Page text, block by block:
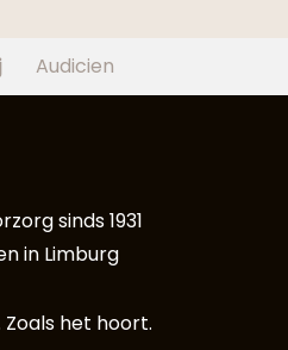
Audicien
sinds 1931
in Limburg
Zoals het hoort.